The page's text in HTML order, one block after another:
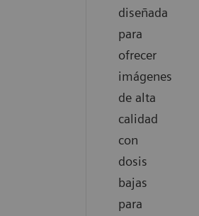
diseñada
para
ofrecer
imágenes
de alta
calidad
con
dosis
bajas
para